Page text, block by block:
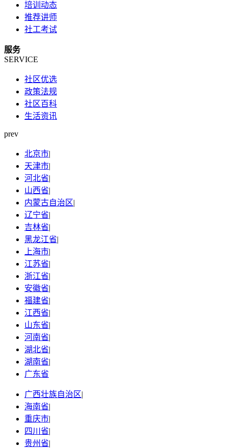
培训动态
推荐讲师
社工考试
服务
SERVICE
社区优选
政策法规
社区百科
生活资讯
prev
北京市|
天津市|
河北省|
山西省|
内蒙古自治区|
辽宁省|
吉林省|
黑龙江省|
上海市|
江苏省|
浙江省|
安徽省|
福建省|
江西省|
山东省|
河南省|
湖北省|
湖南省|
广东省
广西壮族自治区|
海南省|
重庆市|
四川省|
贵州省|